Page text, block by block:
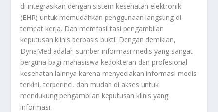
di integrasikan dengan sistem kesehatan elektronik
(EHR) untuk memudahkan penggunaan langsung di
tempat kerja. Dan memfasilitasi pengambilan
keputusan klinis berbasis bukti. Dengan demikian,
DynaMed adalah sumber informasi medis yang sangat
berguna bagi mahasiswa kedokteran dan profesional
kesehatan lainnya karena menyediakan informasi medis
terkini, terperinci, dan mudah di akses untuk
mendukung pengambilan keputusan klinis yang
informasi.